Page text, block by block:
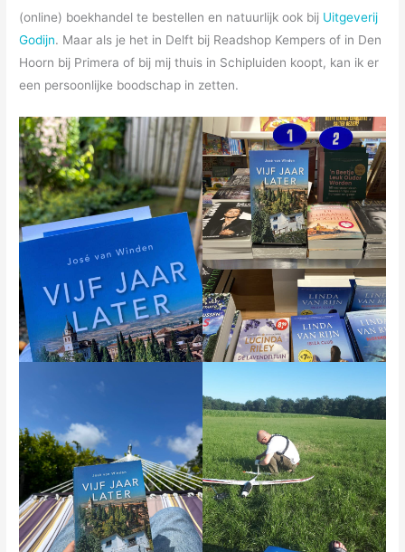
(online) boekhandel te bestellen en natuurlijk ook bij Uitgeverij
Godijn. Maar als je het in Delft bij Readshop Kempers of in Den
Hoorn bij Primera of bij mij thuis in Schipluiden koopt, kan ik er
een persoonlijke boodschap in zetten.